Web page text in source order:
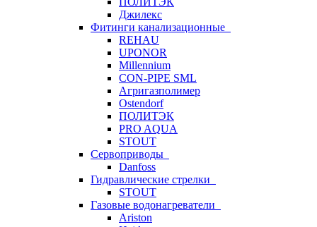
Джилекс
Фитинги канализационные
REHAU
UPONOR
Millennium
CON-PIPE SML
Агригазполимер
Ostendorf
ПОЛИТЭК
PRO AQUA
STOUT
Сервоприводы
Danfoss
Гидравлические стрелки
STOUT
Газовые водонагреватели
Ariston